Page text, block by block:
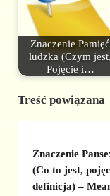
Znaczenie Pamięć
ludzka (Czym jest,
Pojęcie i…
Treść powiązana
Znaczenie
(Co to jest,
definicja) –